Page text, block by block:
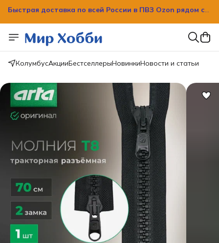
Быстрая доставка по всей России в ПВЗ Ozon рядом с
КолумбусАкцииБестселлерыНовинкиНовости и статьи